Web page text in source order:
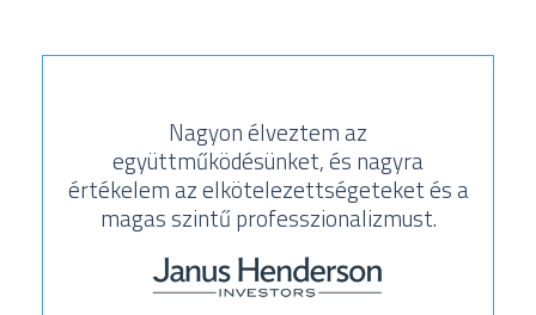
Nagyon élveztem az
együttműködésünket, és nagyra
értékelem az elkötelezettségeteket és a
magas szintű professzionalizmust.